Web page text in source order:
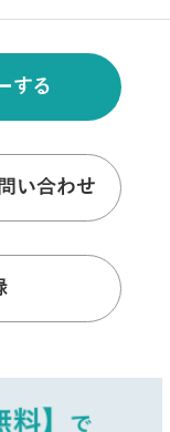
する
い合わせ